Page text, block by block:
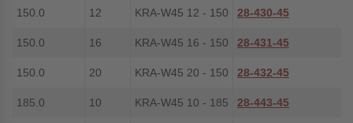
150.0 12 KRA-W45 12 - 150 28-430-45
150.0 16 KRA-W45 16 - 150 28-431-45
150.0 20 KRA-W45 20 - 150 28-432-45
185.0 10 KRA-W45 10 - 185 28-443-45